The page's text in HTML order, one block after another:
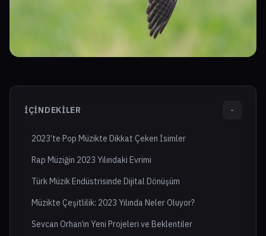
İÇINDEKILER -
2023’te Pop Müzikte Dikkat Çeken İsimler
Rap Müziğin 2023 Yılındaki Evrimi
Türk Müzik Endüstrisinde Dijital Dönüşüm
Müzikte Çeşitlilik: 2023 Yılında Neler Oluyor?
Sevcan Orhan’ın Yeni Projeleri ve Beklentiler